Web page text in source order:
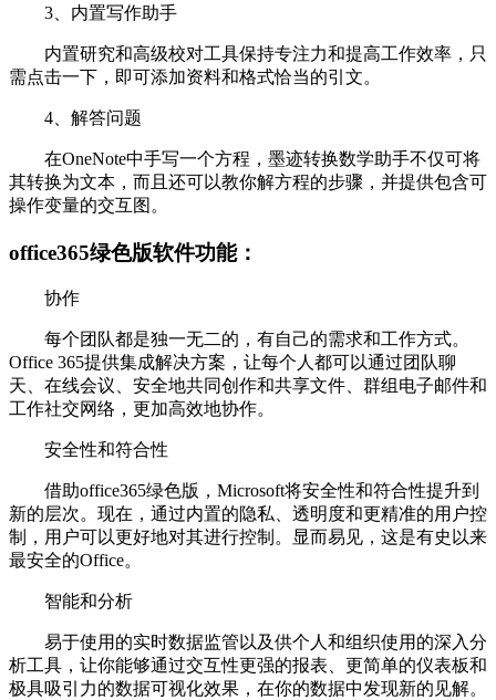
3、内置写作助手
内置研究和高级校对工具保持专注力和提高工作效率，只
需点击一下，即可添加资料和格式恰当的引文。
4、解答问题
在OneNote中手写一个方程，墨迹转换数学助手不仅可将
其转换为文本，而且还可以教你解方程的步骤，并提供包含可
操作变量的交互图。
office365绿色版软件功能：
协作
每个团队都是独一无二的，有自己的需求和工作方式。
Office 365提供集成解决方案，让每个人都可以通过团队聊
天、在线会议、安全地共同创作和共享文件、群组电子邮件和
工作社交网络，更加高效地协作。
安全性和符合性
借助office365绿色版，Microsoft将安全性和符合性提升到
新的层次。现在，通过内置的隐私、透明度和更精准的用户控
制，用户可以更好地对其进行控制。显而易见，这是有史以来
最安全的Office。
智能和分析
易于使用的实时数据监管以及供个人和组织使用的深入分
析工具，让你能够通过交互性更强的报表、更简单的仪表板和
极具吸引力的数据可视化效果，在你的数据中发现新的见解。